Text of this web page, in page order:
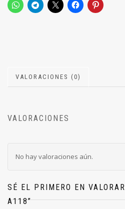
VALORACIONES (0)
VALORACIONES
No hay valoraciones aún.
SÉ EL PRIMERO EN
A118”